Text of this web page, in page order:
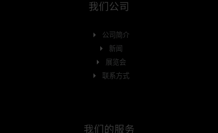
我们公司
公司简介
新闻
展览会
联系方式
我们的服务